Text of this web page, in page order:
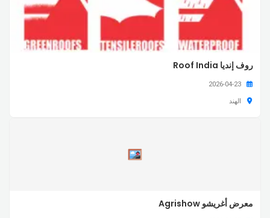
روف إنديا Roof India
الهند
معرض أغريشو Agrishow